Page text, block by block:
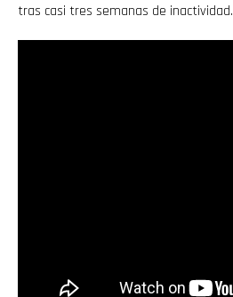
tras casi tres semanas de inactividad.